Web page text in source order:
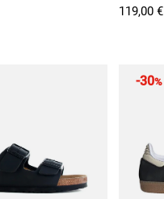
119,00 €
-30%